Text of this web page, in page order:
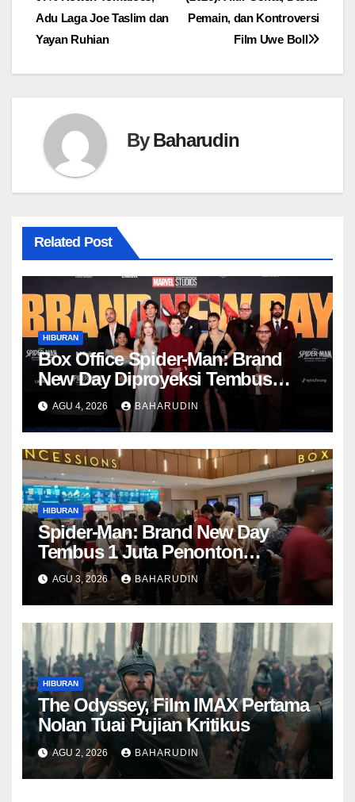
pos
Pemain, dan Kontroversi
Film Uwe Boll
Adu Laga Joe Taslim dan
Yayan Ruhian
ByBaharudin
Related Post
HIBURAN
Box Office Spider-Man: Brand
New Day Diproyeksi Tembus
Rp7,7 Triliun Global
AGU 4, 2026 BAHARUDIN
HIBURAN
Spider-Man: Brand New Day
Tembus 1 Juta Penonton
Indonesia dalam 2 Hari
AGU 3, 2026 BAHARUDIN
HIBURAN
The Odyssey, Film IMAX Pertama
Nolan Tuai Pujian Kritikus
AGU 2, 2026 BAHARUDIN